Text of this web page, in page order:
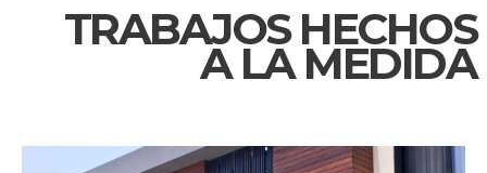
TRABAJOS HECHOS
A LA MEDIDA